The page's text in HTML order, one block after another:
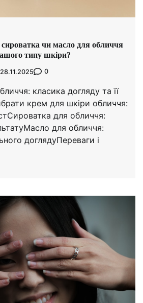
чи масло для обличчя
типу шкіри?
28.11.2025 0
класика догляду та її
крем для шкіри обличчя:
для обличчя:
для обличчя:
доглядуПереваги і